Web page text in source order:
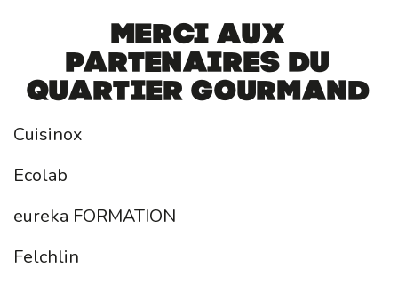
Merci aux
partenaires du
Quartier Gourmand
Cuisinox
Ecolab
eureka FORMATION
Felchlin